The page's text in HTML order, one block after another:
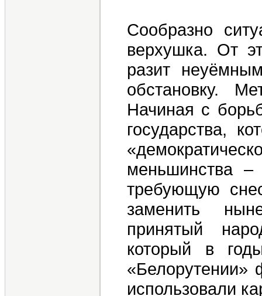
Сообразно
верхушка. От
разит
обстановку.
Начиная с
государства,
меньшинства –
требующую
заменить
принятый
который в
«Белорутении»
использовали